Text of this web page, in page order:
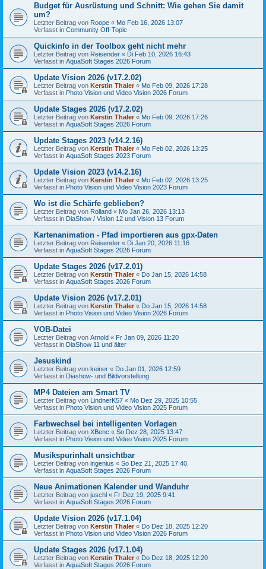
Budget für Ausrüstung und Schnitt: Wie gehen Sie damit
um?
Letzter Beitrag von Roope « Mo Feb 16, 2026 13:07
Verfasst in Community Off-Topic
Quickinfo in der Toolbox geht nicht mehr
Letzter Beitrag von Reisender « Di Feb 10, 2026 16:43
Verfasst in AquaSoft Stages 2026 Forum
Update Vision 2026 (v17.2.02)
Letzter Beitrag von Kerstin Thaler« Mo Feb 09, 2026 17:28
Verfasst in Photo Vision und Video Vision 2026 Forum
Update Stages 2026 (v17.2.02)
Letzter Beitrag von Kerstin Thaler« Mo Feb 09, 2026 17:26
Verfasst in AquaSoft Stages 2026 Forum
Update Stages 2023 (v14.2.16)
Letzter Beitrag von Kerstin Thaler« Mo Feb 02, 2026 13:25
Verfasst in AquaSoft Stages 2023 Forum
Update Vision 2023 (v14.2.16)
Letzter Beitrag von Kerstin Thaler« Mo Feb 02, 2026 13:25
Verfasst in Photo Vision und Video Vision 2023 Forum
Wo ist die Schärfe geblieben?
Letzter Beitrag von Rolland « Mo Jan 26, 2026 13:13
Verfasst in DiaShow / Vision 12 und Vision 13 Forum
Kartenanimation - Pfad importieren aus gpx-Daten
Letzter Beitrag von Reisender « Di Jan 20, 2026 11:16
Verfasst in AquaSoft Stages 2026 Forum
Update Stages 2026 (v17.2.01)
Letzter Beitrag von Kerstin Thaler« Do Jan 15, 2026 14:58
Verfasst in AquaSoft Stages 2026 Forum
Update Vision 2026 (v17.2.01)
Letzter Beitrag von Kerstin Thaler« Do Jan 15, 2026 14:58
Verfasst in Photo Vision und Video Vision 2026 Forum
VOB-Datei
Letzter Beitrag von Arnold « Fr Jan 09, 2026 11:20
Verfasst in DiaShow 11 und älter
Jesuskind
Letzter Beitrag von keiner « Do Jan 01, 2026 12:59
Verfasst in Diashow- und Bildvorstellung
MP4 Dateien am Smart TV
Letzter Beitrag von LindnerK57 « Mo Dez 29, 2025 10:55
Verfasst in Photo Vision und Video Vision 2025 Forum
Farbwechsel bei intelligenten Vorlagen
Letzter Beitrag von XBenc « So Dez 28, 2025 13:47
Verfasst in Photo Vision und Video Vision 2025 Forum
Musikspurinhalt unsichtbar
Letzter Beitrag von ingenius « So Dez 21, 2025 17:40
Verfasst in AquaSoft Stages 2026 Forum
Neue Animationen Kalender und Wanduhr
Letzter Beitrag von juschl « Fr Dez 19, 2025 9:41
Verfasst in AquaSoft Stages 2026 Forum
Update Vision 2026 (v17.1.04)
Letzter Beitrag von Kerstin Thaler« Do Dez 18, 2025 12:20
Verfasst in Photo Vision und Video Vision 2026 Forum
Update Stages 2026 (v17.1.04)
Letzter Beitrag von Kerstin Thaler« Do Dez 18, 2025 12:20
Verfasst in AquaSoft Stages 2026 Forum